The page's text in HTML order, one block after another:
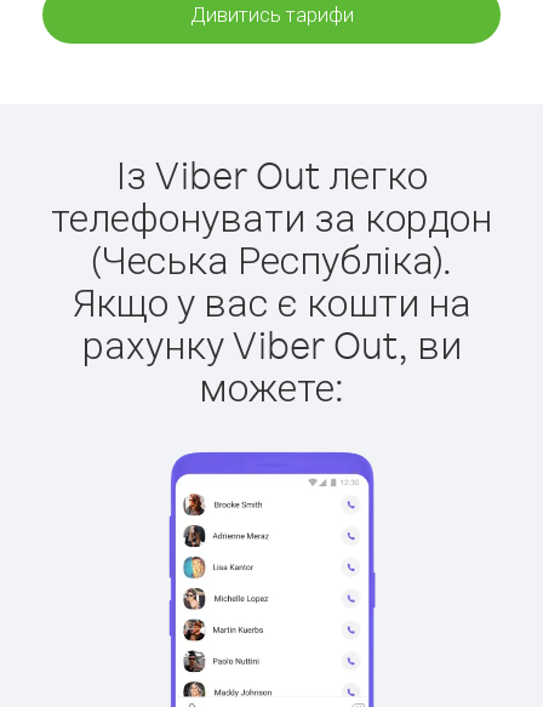
Дивитись тарифи
Із Viber Out легко
телефонувати за кордон
(Чеська Республіка).
Якщо у вас є кошти на
рахунку Viber Out, ви
можете: